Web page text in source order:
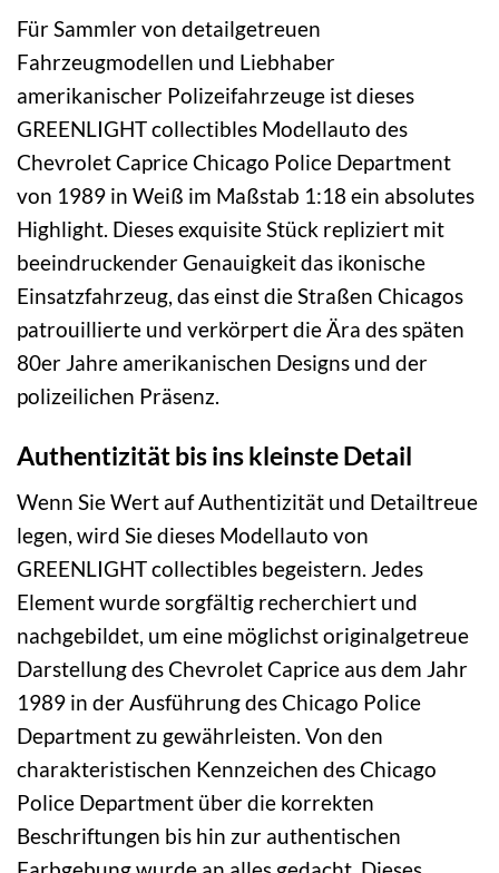
Für Sammler von detailgetreuen
Fahrzeugmodellen und Liebhaber
amerikanischer Polizeifahrzeuge ist dieses
GREENLIGHT collectibles Modellauto des
Chevrolet Caprice Chicago Police Department
von 1989 in Weiß im Maßstab 1:18 ein absolutes
Highlight. Dieses exquisite Stück repliziert mit
beeindruckender Genauigkeit das ikonische
Einsatzfahrzeug, das einst die Straßen Chicagos
patrouillierte und verkörpert die Ära des späten
80er Jahre amerikanischen Designs und der
polizeilichen Präsenz.
Authentizität bis ins kleinste Detail
Wenn Sie Wert auf Authentizität und Detailtreue
legen, wird Sie dieses Modellauto von
GREENLIGHT collectibles begeistern. Jedes
Element wurde sorgfältig recherchiert und
nachgebildet, um eine möglichst originalgetreue
Darstellung des Chevrolet Caprice aus dem Jahr
1989 in der Ausführung des Chicago Police
Department zu gewährleisten. Von den
charakteristischen Kennzeichen des Chicago
Police Department über die korrekten
Beschriftungen bis hin zur authentischen